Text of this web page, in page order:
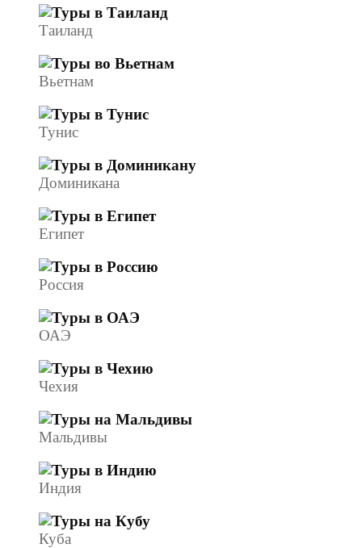
Таиланд
Вьетнам
Тунис
Доминикана
Египет
Россия
ОАЭ
Чехия
Мальдивы
Индия
Куба